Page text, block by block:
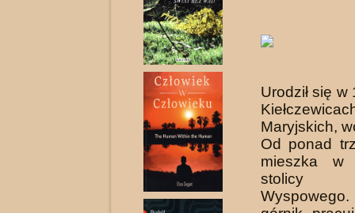
Urodził się
Maryjskich,
Od ponad
mieszka w
stolicy